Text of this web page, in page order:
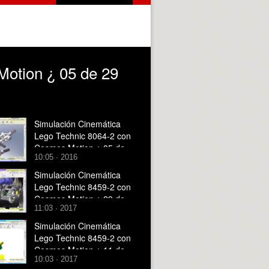
¿ 05 de 29
Simulación Cinemática
Lego Technic 8064-2 con
Cosmos Motion ¿ 05 de
11 - no audio
10:05 · 2016
Simulación Cinemática
Lego Technic 8459-2 con
Cosmos Motion ¿ 29 de
29
11:03 · 2017
Simulación Cinemática
Lego Technic 8459-2 con
Cosmos Motion ¿ 11 de
29
10:03 · 2017